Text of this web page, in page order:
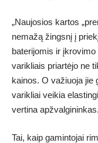
„Naujosios kartos
nemažą žingsnį į
baterijomis ir
varikliais priartėjo ne
kainos. O važiuoja jie
varikliai veikia
vertina apžvalgininkas.
Tai, kaip gamintojai